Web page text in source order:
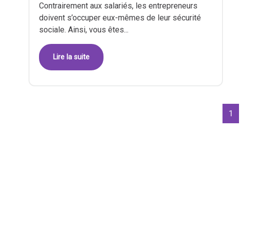
Contrairement aux salariés, les entrepreneurs
doivent s’occuper eux-mêmes de leur sécurité
sociale. Ainsi, vous êtes...
Lire la suite
1